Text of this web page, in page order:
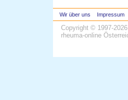
Wir über uns Impressum
Copyright © 1997-2026
rheuma-online